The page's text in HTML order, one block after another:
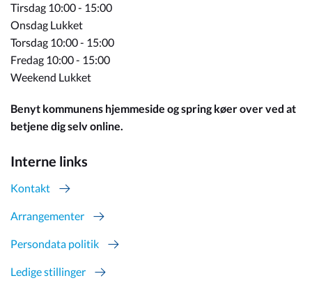
Tirsdag 10:00 - 15:00
Onsdag Lukket
Torsdag 10:00 - 15:00
Fredag 10:00 - 15:00
Weekend Lukket
Benyt kommunens hjemmeside og spring køer over ved at
betjene dig selv online.
Interne links
Kontakt
Arrangementer
Persondata politik
Ledige stillinger